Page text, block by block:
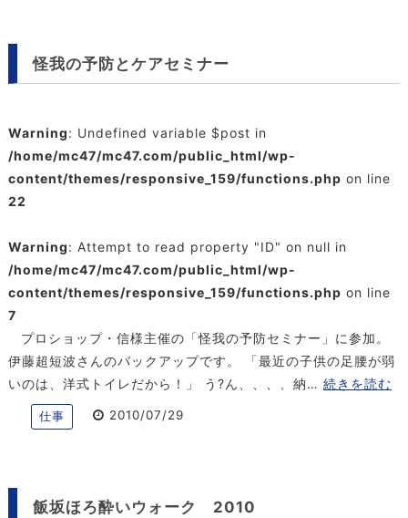
怪我の予防とケアセミナー
Warning: Undefined variable $post in
/home/mc47/mc47.com/public_html/wp-
content/themes/responsive_159/functions.php on line
22
Warning: Attempt to read property "ID" on null in
/home/mc47/mc47.com/public_html/wp-
content/themes/responsive_159/functions.php on line
7
プロショップ・信様主催の「怪我の予防セミナー」に参加。
伊藤超短波さんのバックアップです。 「最近の子供の足腰が弱
いのは、洋式トイレだから！」 う?ん、、、、納… 続きを読む
仕事 2010/07/29
飯坂ほろ酔いウォーク 2010